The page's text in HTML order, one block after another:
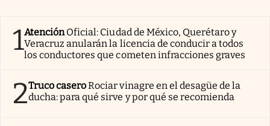
1AtenciónOficial: Ciudad de México, Querétaro y
Veracruz anularán la licencia de conducir a todos
los conductores que cometen infracciones graves
2Truco caseroRociar vinagre en el desagüe de la
ducha: para qué sirve y por qué se recomienda